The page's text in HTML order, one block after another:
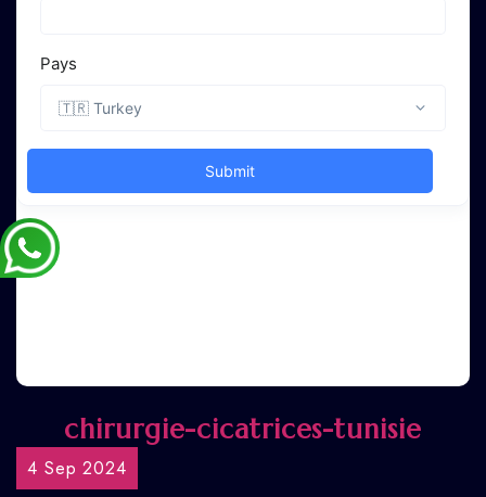
chirurgie-cicatrices-tunisie
4 Sep 2024